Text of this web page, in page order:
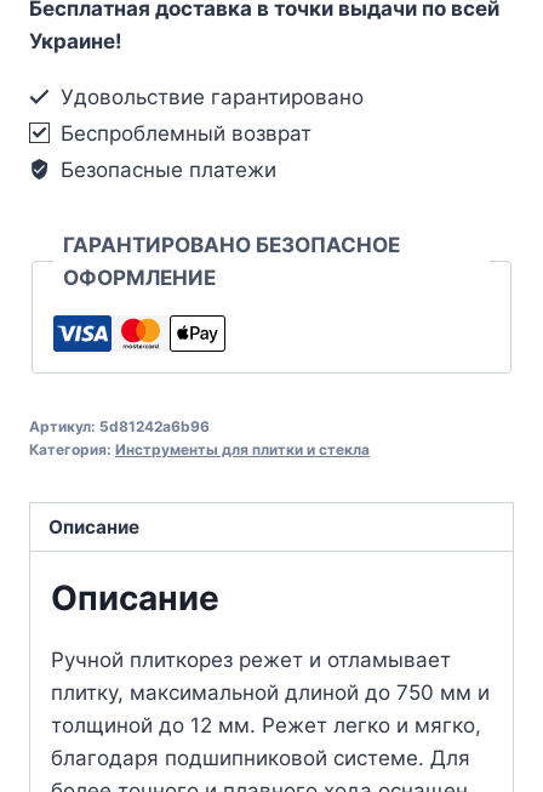
Бесплатная доставка в точки выдачи по всей
Украине!
Удовольствие гарантировано
Беспроблемный возврат
Безопасные платежи
ГАРАНТИРОВАНО БЕЗОПАСНОЕ
ОФОРМЛЕНИЕ
Артикул: 5d81242a6b96
Категория: Инструменты для плитки и стекла
Описание
Описание
Ручной плиткорез режет и отламывает
плитку, максимальной длиной до 750 мм и
толщиной до 12 мм. Режет легко и мягко,
благодаря подшипниковой системе. Для